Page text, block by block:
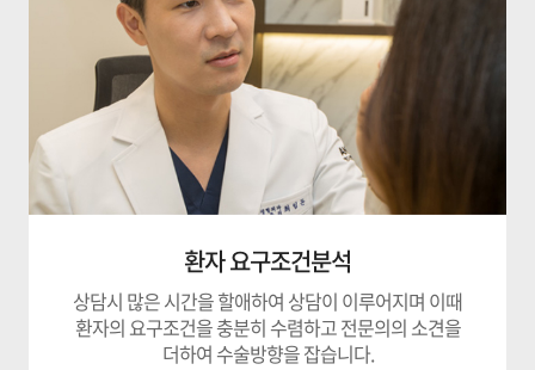
환자 요구조건분석
상담시 많은 시간을 할애하여 상담이 이루어지며 이때
환자의 요구조건을 충분히 수렴하고전문의의 소견을
더하여 수술방향을 잡습니다.